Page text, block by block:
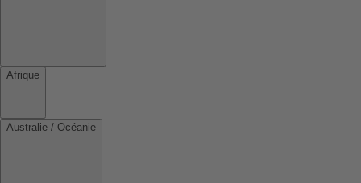
Afrique
Australie / Océanie